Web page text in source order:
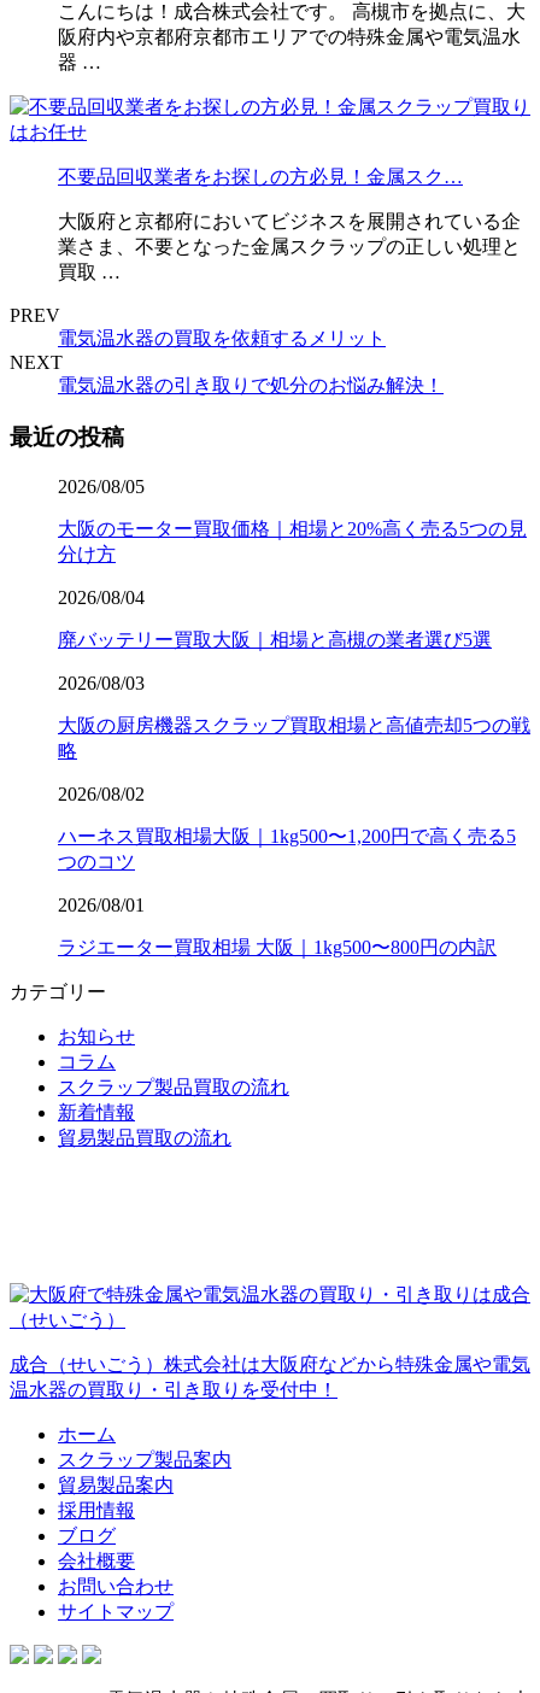
こんにちは！成合株式会社です。 高槻市を拠点に、大
阪府内や京都府京都市エリアでの特殊金属や電気温水
器 …
不要品回収業者をお探しの方必見！金属スク…
大阪府と京都府においてビジネスを展開されている企
業さま、不要となった金属スクラップの正しい処理と
買取 …
PREV
電気温水器の買取を依頼するメリット
NEXT
電気温水器の引き取りで処分のお悩み解決！
最近の投稿
2026/08/05
大阪のモーター買取価格｜相場と20%高く売る5つの見
分け方
2026/08/04
廃バッテリー買取大阪｜相場と高槻の業者選び5選
2026/08/03
大阪の厨房機器スクラップ買取相場と高値売却5つの戦
略
2026/08/02
ハーネス買取相場大阪｜1kg500〜1,200円で高く売る5
つのコツ
2026/08/01
ラジエーター買取相場 大阪｜1kg500〜800円の内訳
カテゴリー
お知らせ
コラム
スクラップ製品買取の流れ
新着情報
貿易製品買取の流れ
成合（せいごう）株式会社は大阪府などから特殊金属や電気
温水器の買取り・引き取りを受付中！
ホーム
スクラップ製品案内
貿易製品案内
採用情報
ブログ
会社概要
お問い合わせ
サイトマップ